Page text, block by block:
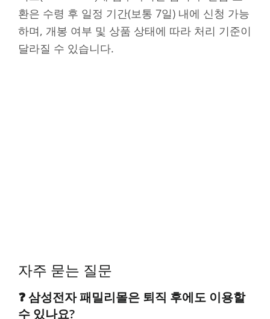
환은 수령 후 일정 기간(보통 7일) 내에 신청 가능
하며, 개봉 여부 및 상품 상태에 따라 처리 기준이
달라질 수 있습니다.
자주 묻는 질문
❓ 삼성전자 패밀리몰은 퇴직 후에도 이용할
수 있나요?